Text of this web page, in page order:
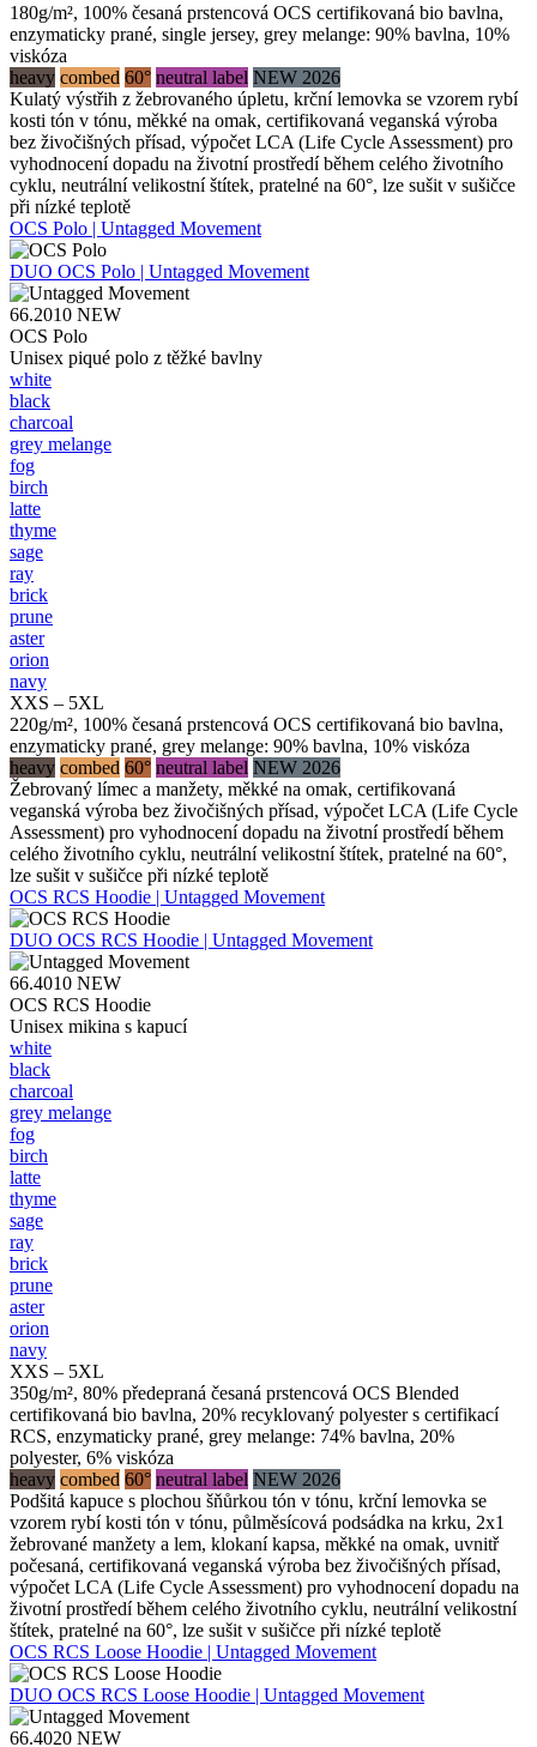
180g/m², 100% česaná prstencová OCS certifikovaná bio bavlna,
enzymaticky prané, single jersey, grey melange: 90% bavlna, 10%
viskóza
heavy combed 60° neutral label NEW 2026
Kulatý výstřih z žebrovaného úpletu, krční lemovka se vzorem rybí
kosti tón v tónu, měkké na omak, certifikovaná veganská výroba
bez živočišných přísad, výpočet LCA (Life Cycle Assessment) pro
vyhodnocení dopadu na životní prostředí během celého životního
cyklu, neutrální velikostní štítek, pratelné na 60°, lze sušit v sušičce
při nízké teplotě
OCS Polo | Untagged Movement
DUO OCS Polo | Untagged Movement
66.2010 NEW
OCS Polo
Unisex piqué polo z těžké bavlny
white
black
charcoal
grey melange
fog
birch
latte
thyme
sage
ray
brick
prune
aster
orion
navy
XXS – 5XL
220g/m², 100% česaná prstencová OCS certifikovaná bio bavlna,
enzymaticky prané, grey melange: 90% bavlna, 10% viskóza
heavy combed 60° neutral label NEW 2026
Žebrovaný límec a manžety, měkké na omak, certifikovaná
veganská výroba bez živočišných přísad, výpočet LCA (Life Cycle
Assessment) pro vyhodnocení dopadu na životní prostředí během
celého životního cyklu, neutrální velikostní štítek, pratelné na 60°,
lze sušit v sušičce při nízké teplotě
OCS RCS Hoodie | Untagged Movement
DUO OCS RCS Hoodie | Untagged Movement
66.4010 NEW
OCS RCS Hoodie
Unisex mikina s kapucí
white
black
charcoal
grey melange
fog
birch
latte
thyme
sage
ray
brick
prune
aster
orion
navy
XXS – 5XL
350g/m², 80% předepraná česaná prstencová OCS Blended
certifikovaná bio bavlna, 20% recyklovaný polyester s certifikací
RCS, enzymaticky prané, grey melange: 74% bavlna, 20%
polyester, 6% viskóza
heavy combed 60° neutral label NEW 2026
Podšitá kapuce s plochou šňůrkou tón v tónu, krční lemovka se
vzorem rybí kosti tón v tónu, půlměsícová podsádka na krku, 2x1
žebrované manžety a lem, klokaní kapsa, měkké na omak, uvnitř
počesaná, certifikovaná veganská výroba bez živočišných přísad,
výpočet LCA (Life Cycle Assessment) pro vyhodnocení dopadu na
životní prostředí během celého životního cyklu, neutrální velikostní
štítek, pratelné na 60°, lze sušit v sušičce při nízké teplotě
OCS RCS Loose Hoodie | Untagged Movement
DUO OCS RCS Loose Hoodie | Untagged Movement
66.4020 NEW